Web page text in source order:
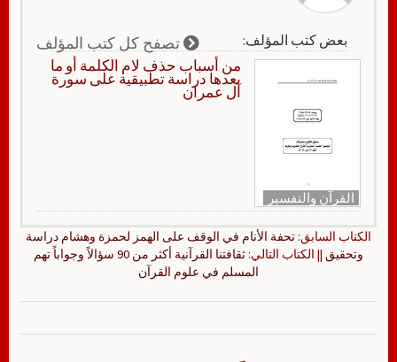
بعض كتب المؤلف: تصفح كل كتب المؤلف
القرآن والتفسير
من أسباب حذف لام الكلمة أو ما
بعدها دراسة تطبيقية على سورة
آل عمران
الكتاب السابق: تحفة الأنام في الوقف على الهمز لحمزة وهشام دراسة
وتحقيق || الكتاب التالي:
ثقافتنا القرآنية أكثر من 90 سؤالاً وجواباً تهم
المسلم في علوم القرآن